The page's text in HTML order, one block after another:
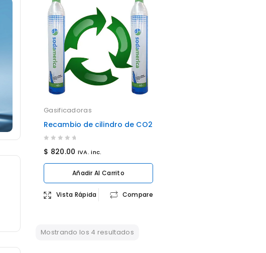
Gasificadoras
Recambio de cilindro de CO2
out
of
$ 820.00 IVA. inc.
Añadir Al Carrito
Compare
Vista Rápida
Mostrando los 4 resultados